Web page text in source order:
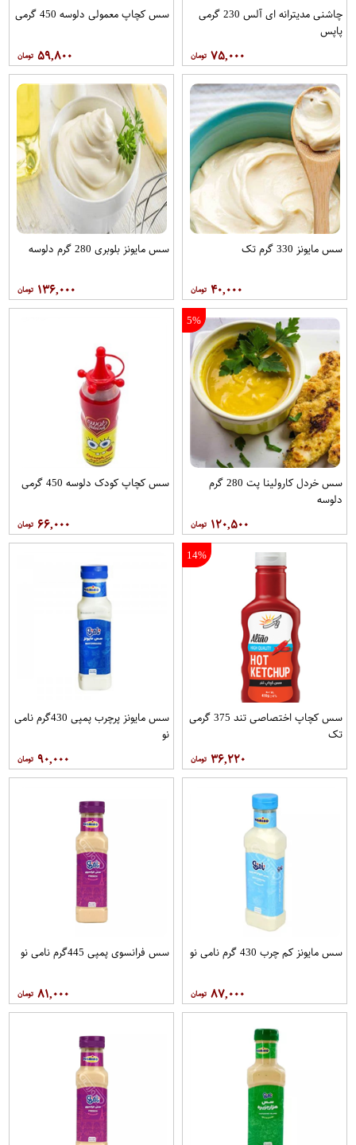
چاشنی مدیترانه ای آلس 230 گرمی
پاپس
۷۵,۰۰۰
سس کچاپ معمولی دلوسه 450 گرمی
۵۹,۸۰۰
سس مایونز 330 گرم تک
۴۰,۰۰۰
سس مایونز بلوبری 280 گرم دلوسه
۱۳۶,۰۰۰
5%
سس خردل کارولینا پت 280 گرم
دلوسه
۱۲۰,۵۰۰
سس کچاپ کودک دلوسه 450 گرمی
۶۶,۰۰۰
14%
سس کچاپ اختصاصی تند 375 گرمی
تک
۳۶,۲۲۰
سس مایونز پرچرب پمپی 430گرم نامی
نو
۹۰,۰۰۰
سس مایونز کم چرب 430 گرم نامی نو
۸۷,۰۰۰
سس فرانسوی پمپی 445گرم نامی نو
۸۱,۰۰۰